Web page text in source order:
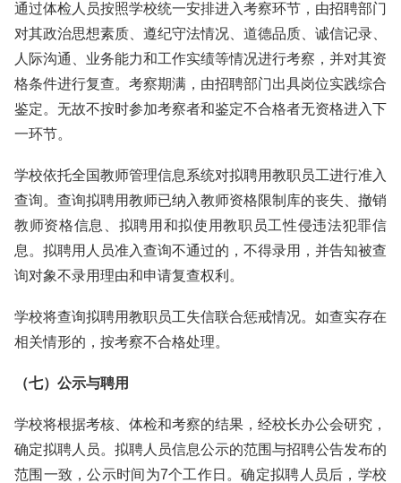
通过体检人员按照学校统一安排进入考察环节，由招聘部门
对其政治思想素质、遵纪守法情况、道德品质、诚信记录、
人际沟通、业务能力和工作实绩等情况进行考察，并对其资
格条件进行复查。考察期满，由招聘部门出具岗位实践综合
鉴定。无故不按时参加考察者和鉴定不合格者无资格进入下
一环节。
学校依托全国教师管理信息系统对拟聘用教职员工进行准入
查询。查询拟聘用教师已纳入教师资格限制库的丧失、撤销
教师资格信息、拟聘用和拟使用教职员工性侵违法犯罪信
息。拟聘用人员准入查询不通过的，不得录用，并告知被查
询对象不录用理由和申请复查权利。
学校将查询拟聘用教职员工失信联合惩戒情况。如查实存在
相关情形的，按考察不合格处理。
（七）公示与聘用
学校将根据考核、体检和考察的结果，经校长办公会研究，
确定拟聘人员。拟聘人员信息公示的范围与招聘公告发布的
范围一致，公示时间为7个工作日。确定拟聘人员后，学校